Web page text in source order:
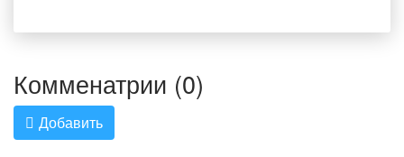
Комменатрии (0)
Добавить